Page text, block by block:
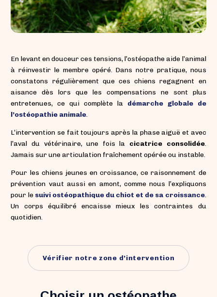
En levant en douceur ces tensions, l’ostéopathe aide l’animal
à réinvestir le membre opéré. Dans notre pratique, nous
constatons régulièrement que ces chiens regagnent en
aisance dès lors que les compensations ne sont plus
entretenues, ce qui complète la démarche globale de
l’ostéopathie animale.
L’intervention se fait toujours après la phase aiguë et avec
l’aval du vétérinaire, une fois la cicatrice consolidée.
Jamais sur une articulation fraîchement opérée ou instable.
Pour les chiens jeunes en croissance, ce raisonnement de
prévention vaut aussi en amont, comme nous l’expliquons
pour le suivi ostéopathique du chiot et de sa croissance.
Un corps équilibré encaisse mieux les contraintes du
quotidien.
Vérifier notre zone d’intervention